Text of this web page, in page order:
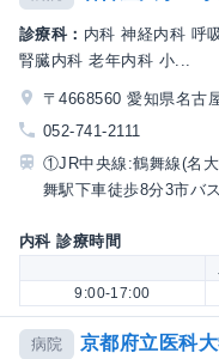
診療科： 内科 神経内科 呼
腎臓内科 老年内科 小...
〒4668560 愛知県名古
052-741-2111
①JR中央線:鶴舞線(名
舞駅下車徒歩8分3市バ
内科 診療時間
9:00-17:00
病院 京都府立医科